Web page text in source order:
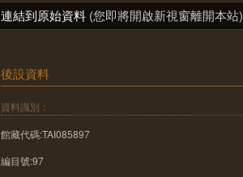
連結到原始資料 (您即將開啟新視窗離開本站)
後設資料
資料識別：
館藏代碼:TAI085897
編目號:97